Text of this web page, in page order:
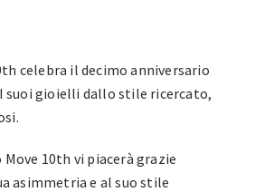
celebra il decimo anniversario
I suoi gioielli dallo stile ricercato,
10th vi piacerà grazie
asimmetria e al suo stile